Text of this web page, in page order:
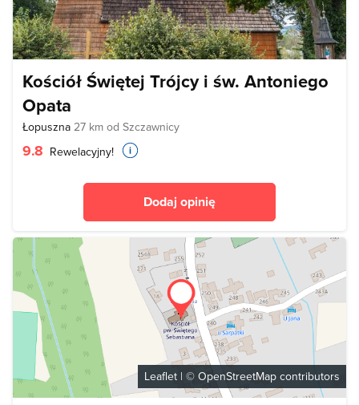
Kościół Świętej Trójcy i św. Antoniego
Opata
Łopuszna 27 km od Szczawnicy
9.8 Rewelacyjny!
Dodaj opinię
Leaflet | © OpenStreetMap contributors